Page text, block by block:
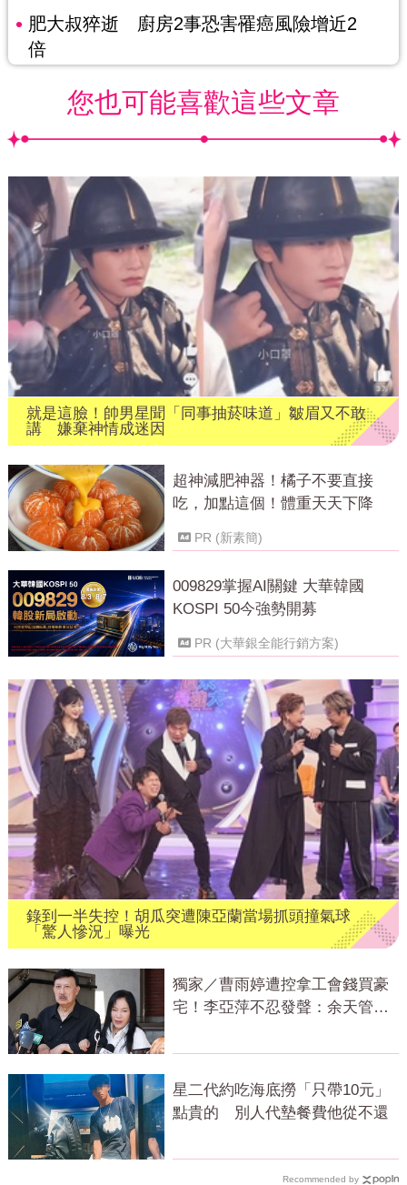
肥大叔猝逝 廚房2事恐害罹癌風險增近2
倍
您也可能喜歡這些文章
就是這臉！帥男星聞「同事抽菸味道」皺眉又不敢
講 嫌棄神情成迷因
超神減肥神器！橘子不要直接
吃，加點這個！體重天天下降
PR (新素簡)
009829掌握AI關鍵 大華韓國
KOSPI 50今強勢開募
PR (大華銀全能行銷方案)
錄到一半失控！胡瓜突遭陳亞蘭當場抓頭撞氣球
「驚人慘況」曝光
獨家／曹雨婷遭控拿工會錢買豪
宅！李亞萍不忍發聲：余天管工
星二代約吃海底撈「只帶10元」
點貴的 別人代墊餐費他從不還
Recommended by